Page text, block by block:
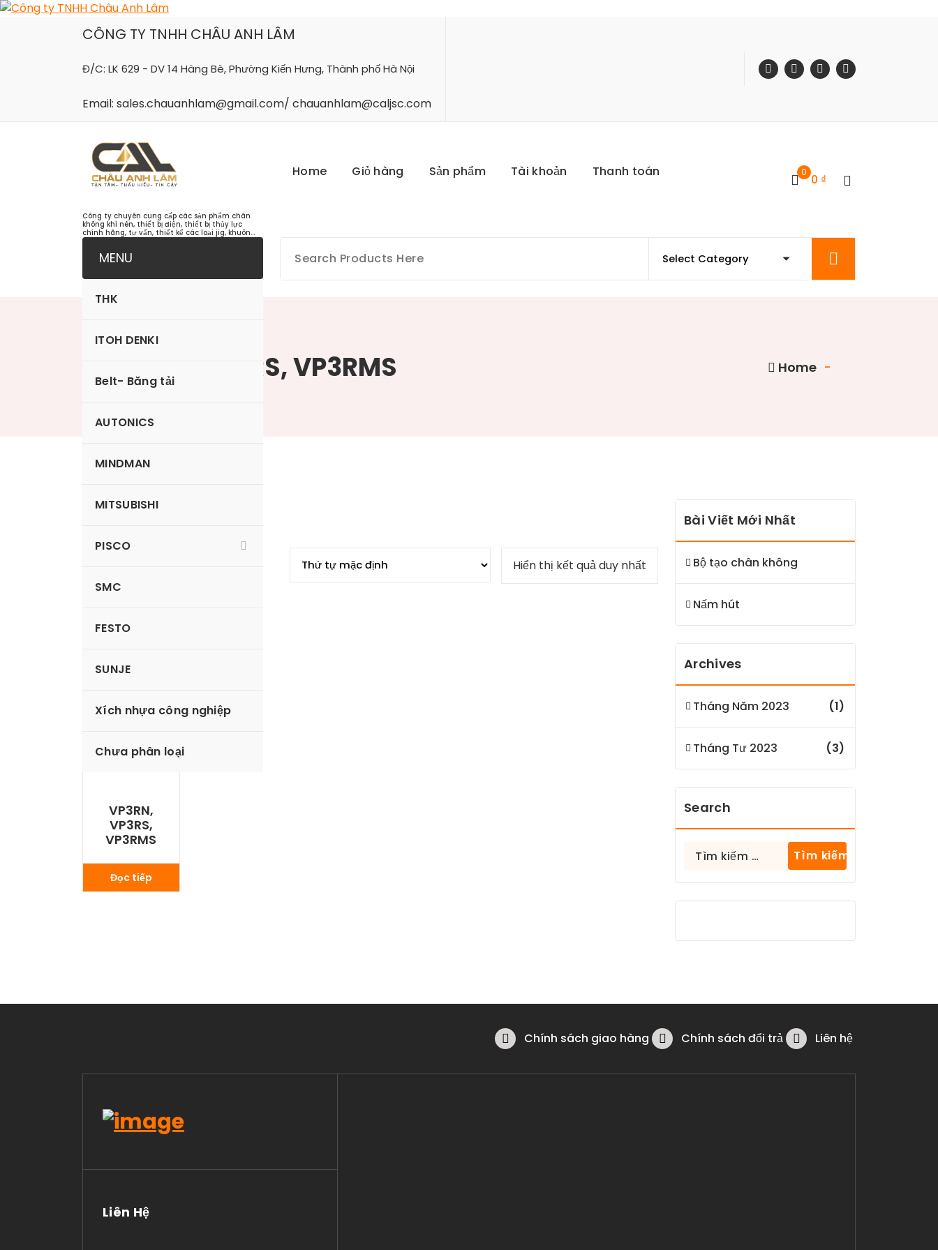
Skip
CÔNG TY TNHH CHÂU ANH LÂM
Đ/C: LK 629 - DV 14 Hàng Bè, Phường Kiến Hưng, Thành phố Hà Nội
Email: sales.chauanhlam@gmail.com/ chauanhlam@caljsc.com
Công ty chuyên cung cấp các sản phẩm chân
không khí nén, thiết bị điện, thiết bị thủy lực
chính hãng, tư vấn, thiết kế các loại jig, khuôn...
Home Giỏ hàng Sản phẩm Tài khoản Thanh toán 0 0 ₫
MENU
THK
ITOH DENKI
Belt- Băng tải
AUTONICS
MINDMAN
MITSUBISHI
PISCO
SMC
FESTO
SUNJE
Xích nhựa công nghiệp
Chưa phân loại
VP3RN, VP3RS, VP3RMS Home -
VP3RMS
Hiển thị kết quả duy nhất
VP3RN,
VP3RS,
VP3RMS
Đọc tiếp
Bài Viết Mới Nhất
Bộ tạo chân không
Nấm hút
Archives
Tháng Năm 2023 (1)
Tháng Tư 2023 (3)
Search
Tìm
Chính sách giao hàng Chính sách đổi trả Liên hệ
Liên Hệ